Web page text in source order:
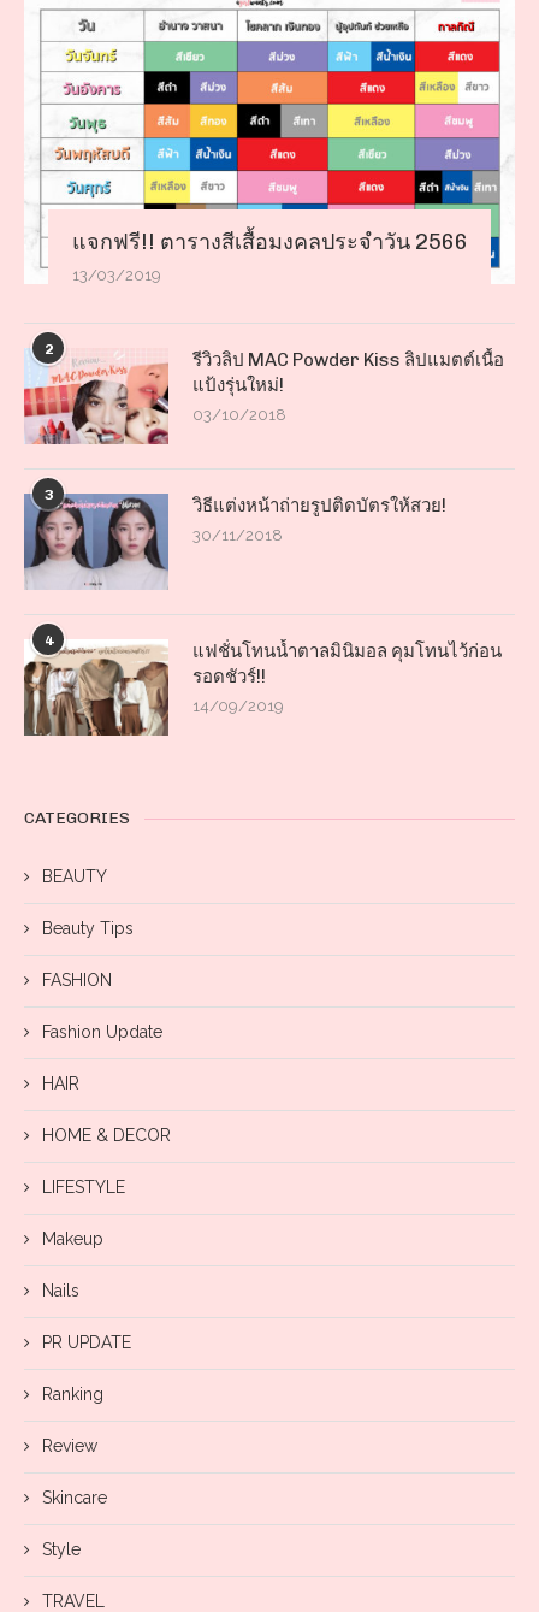
แจกฟรี!! ตารางสีเสื้อมงคลประจำวัน 2566
13/03/2019
2
รีวิวลิป MAC Powder Kiss ลิปแมตต์เนื้อ
แป้งรุ่นใหม่!
03/10/2018
3 วิธีแต่งหน้าถ่ายรูปติดบัตรให้สวย!
30/11/2018
4
แฟชั่นโทนน้ำตาลมินิมอล คุมโทนไว้ก่อน
รอดชัวร์!!
14/09/2019
CATEGORIES
BEAUTY
Beauty Tips
FASHION
Fashion Update
HAIR
HOME & DECOR
LIFESTYLE
Makeup
Nails
PR UPDATE
Ranking
Review
Skincare
Style
TRAVEL